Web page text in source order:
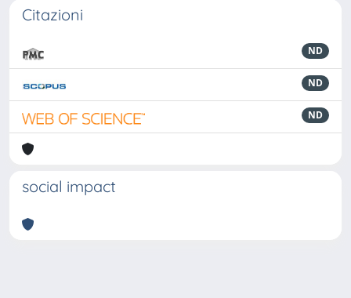
Citazioni
ND
ND
ND
social impact